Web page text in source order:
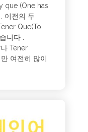
que (One has
이전의 두
Que(To
니다 .
Tener
여전히 많이